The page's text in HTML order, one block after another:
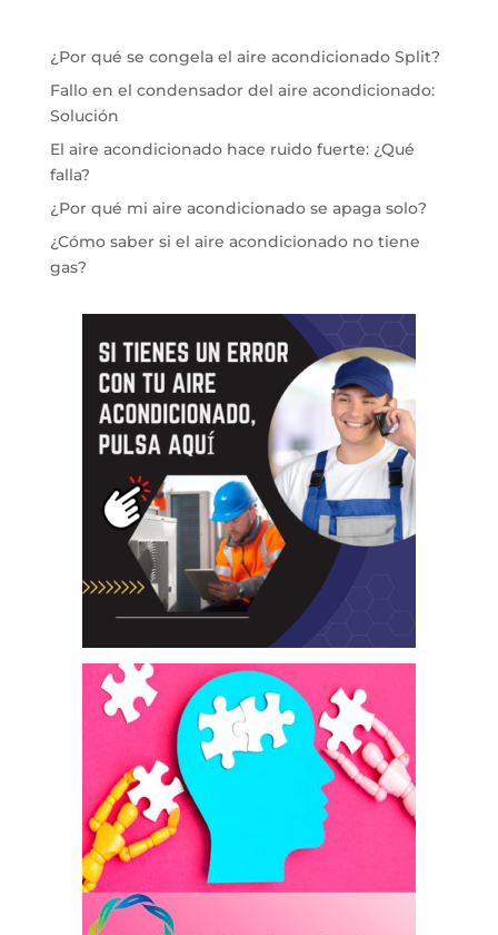
¿Por qué se congela el aire acondicionado Split?
Fallo en el condensador del aire acondicionado:
Solución
El aire acondicionado hace ruido fuerte: ¿Qué
falla?
¿Por qué mi aire acondicionado se apaga solo?
¿Cómo saber si el aire acondicionado no tiene
gas?